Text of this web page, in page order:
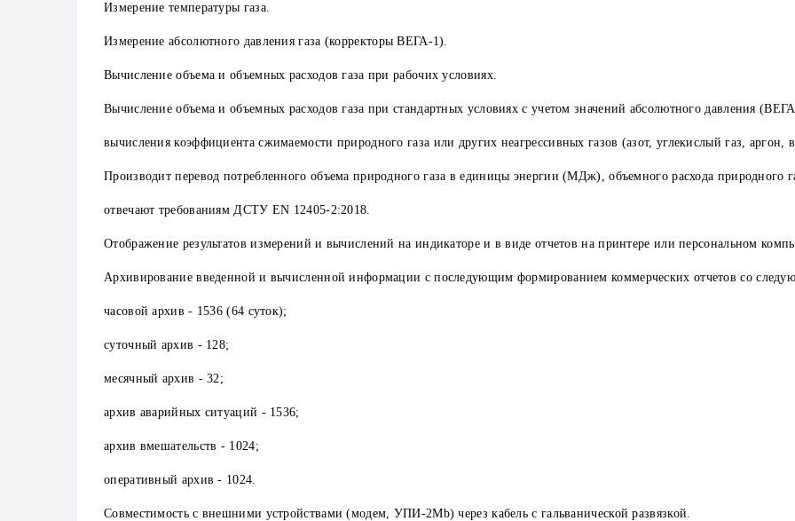
Измерение температуры газа.
Измерение абсолютного давления газа (корректоры ВЕГА-1).
Вычисление объема и объемных расходов газа при рабочих условиях.
Вычисление объема и объемных расходов газа при стандартных условиях с учетом значений абсолютного давления
вычисления коэффициента сжимаемости природного газа или других неагрессивных газов (азот, углекислый газ, аргон,
Производит перевод потребленного объема природного газа в единицы энергии (МДж), объемного расхода
отвечают требованиям ДСТУ EN 12405-2:2018.
Отображение результатов измерений и вычислений на индикаторе и в виде отчетов на принтере или персональном
Архивирование введенной и вычисленной информации с последующим формированием коммерческих отчетов со
часовой архив - 1536 (64 суток);
суточный архив - 128;
месячный архив - 32;
архив аварийных ситуаций - 1536;
архив вмешательств - 1024;
оперативный архив - 1024.
Совместимость с внешними устройствами (модем, УПИ-2Mb) через кабель с гальванической развязкой.